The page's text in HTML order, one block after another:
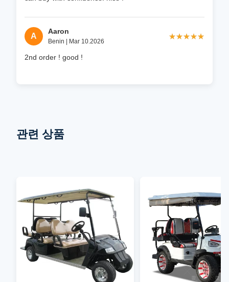
A
Aaron
Benin | Mar 10.2026
★★★★★
★★★★★
2nd order ! good !
관련 상품